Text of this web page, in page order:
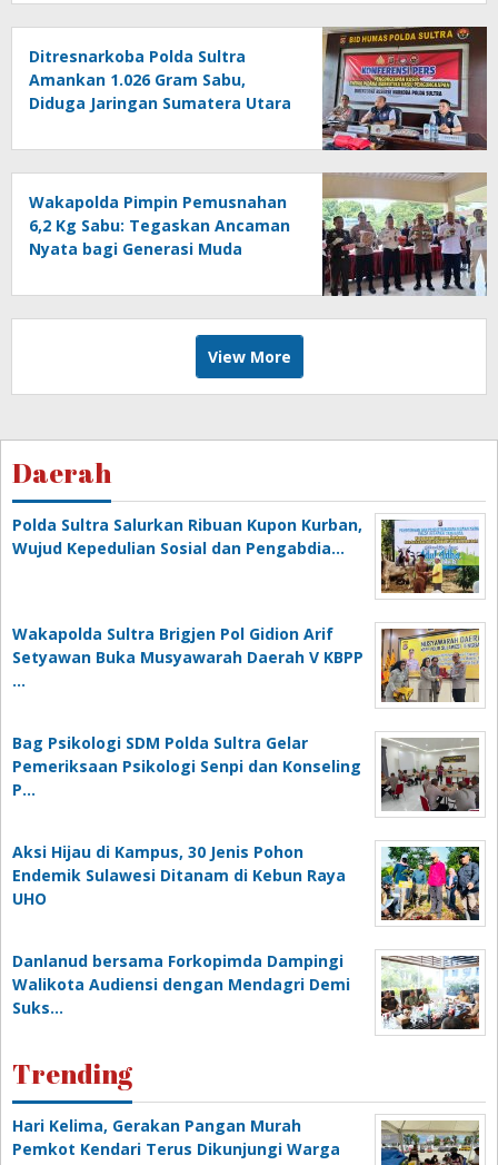
Ditresnarkoba Polda Sultra
Amankan 1.026 Gram Sabu,
Diduga Jaringan Sumatera Utara
Wakapolda Pimpin Pemusnahan
6,2 Kg Sabu: Tegaskan Ancaman
Nyata bagi Generasi Muda
View More
Daerah
Polda Sultra Salurkan Ribuan Kupon Kurban,
Wujud Kepedulian Sosial dan Pengabdia…
Wakapolda Sultra Brigjen Pol Gidion Arif
Setyawan Buka Musyawarah Daerah V KBPP
…
Bag Psikologi SDM Polda Sultra Gelar
Pemeriksaan Psikologi Senpi dan Konseling
P…
‎Aksi Hijau di Kampus, 30 Jenis Pohon
Endemik Sulawesi Ditanam di Kebun Raya
UHO
Danlanud bersama Forkopimda Dampingi
Walikota Audiensi dengan Mendagri Demi
Suks…
Trending
Hari Kelima, Gerakan Pangan Murah
Pemkot Kendari Terus Dikunjungi Warga